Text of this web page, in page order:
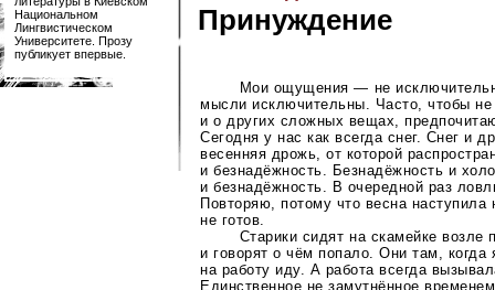
Национальном
Лингвистическом
Университете. Прозу
публикует впервые.
Принуждение
Мои ощущения — не
мысли исключительны. Часто, чтобы
и о других сложных вещах,
Сегодня у нас как всегда снег. Снег и
весенняя дрожь, от которой
и безнадёжность. Безнадёжность и
и безнадёжность. В очередной раз
Повторяю, потому что весна наступила
не готов.
Старики сидят на скамейке возле
и говорят о чём попало. Они там, когда
на работу иду. А работа всегда
Единственное не замутнённое